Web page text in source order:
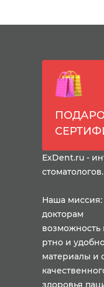
ExDent.ru -
стоматологов.
Наша миссия:
докторам
ртно и
материалы и
здоровья